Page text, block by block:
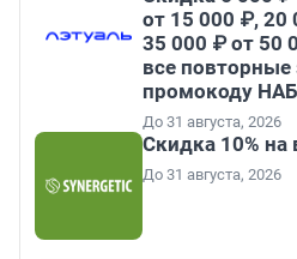
от 15 000 ₽, 20
35 000 ₽ от 50
все повторные
промокоду
До 31 августа, 2026
Скидка 10% на
До 31 августа, 2026